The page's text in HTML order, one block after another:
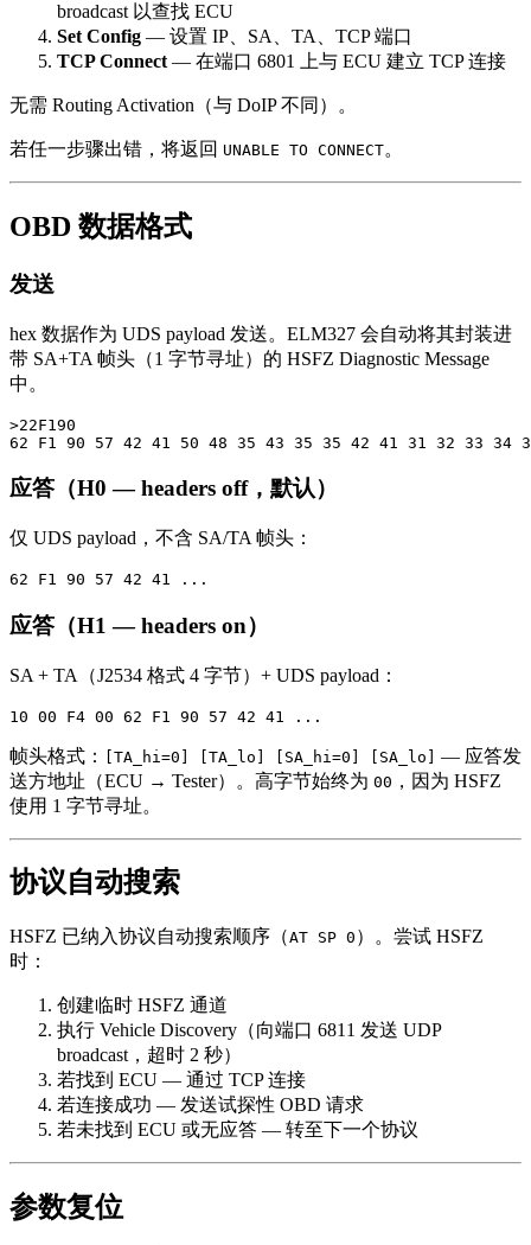
broadcast 以查找 ECU
Set Config — 设置 IP、SA、TA、TCP 端口
TCP Connect — 在端口 6801 上与 ECU 建立 TCP 连接
无需 Routing Activation（与 DoIP 不同）。
若任一步骤出错，将返回 UNABLE TO CONNECT。
OBD 数据格式
发送
hex 数据作为 UDS payload 发送。ELM327 会自动将其封装进
带 SA+TA 帧头（1 字节寻址）的 HSFZ Diagnostic Message
中。
>22F190
应答（H0 — headers off，默认）
仅 UDS payload，不含 SA/TA 帧头：
应答（H1 — headers on）
SA + TA（J2534 格式 4 字节）+ UDS payload：
帧头格式： [TA_hi=0] [TA_lo] [SA_hi=0] [SA_lo] — 应答发
送方地址（ECU → Tester）。高字节始终为 00 ，因为 HSFZ
使用 1 字节寻址。
协议自动搜索
HSFZ 已纳入协议自动搜索顺序（AT SP 0 ）。尝试 HSFZ
时：
创建临时 HSFZ 通道
执行 Vehicle Discovery（向端口 6811 发送 UDP
broadcast，超时 2 秒）
若找到 ECU — 通过 TCP 连接
若连接成功 — 发送试探性 OBD 请求
若未找到 ECU 或无应答 — 转至下一个协议
参数复位